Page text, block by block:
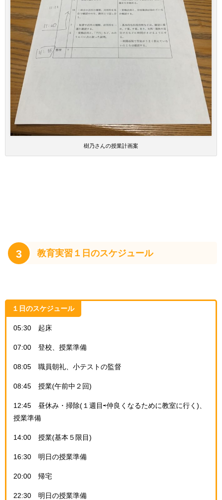
樹乃さんの授業計画案
3 教育実習１日のスケジュール
１日のスケジュール
05:30 起床
07:00 登校、授業準備
08:05 職員朝礼、小テストの監督
08:45 授業(午前中２回)
12:45 昼休み・掃除(１週目⇨仲良くなるために教室に行く)、
授業準備
14:00 授業(基本５限目)
16:30 明日の授業準備
20:00 帰宅
22:30 明日の授業準備